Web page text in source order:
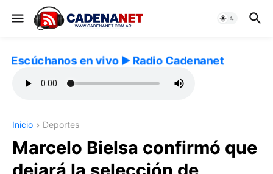
Escúchanos en vivo ▶️ Radio Cadenanet
Inicio Deportes
Marcelo Bielsa confirmó que